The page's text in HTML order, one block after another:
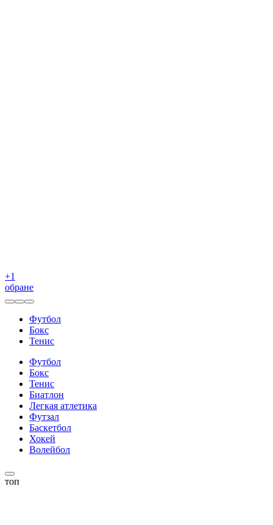
+1
обране
Футбол
Бокс
Тенис
Футбол
Бокс
Тенис
Биатлон
Легкая атлетика
Футзал
Баскетбол
Хокей
Волейбол
топ